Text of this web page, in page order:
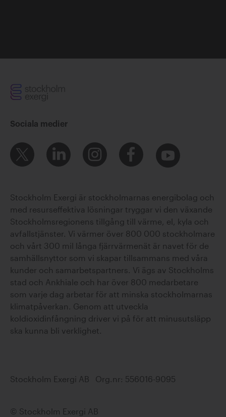
Sociala medier
Stockholm Exergi är stockholmarnas energibolag och
med resurseffektiva lösningar tryggar vi den växande
Stockholmsregionens tillgång till värme, el, kyla och
avfallstjänster. Vi värmer över 800 000 stockholmare
och vårt 300 mil långa fjärrvärmenät är navet för de
samhällsnyttor som vi skapar tillsammans med våra
kunder och samarbetspartners. Vi ägs av Stockholms
stad och Ankhiale och har över 800 medarbetare
som varje dag arbetar för att minska stockholmarnas
klimatpåverkan. Genom att utveckla
koldioxidinfångning driver vi på för att minusutsläpp
ska kunna bli verklighet.
Stockholm Exergi AB Org.nr: 556016-9095
© Stockholm Exergi AB